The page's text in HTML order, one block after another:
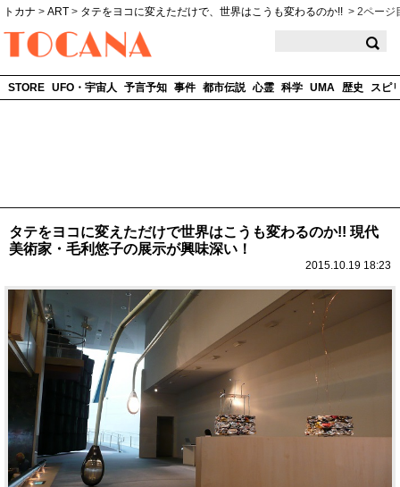
トカナ > ART > タテをヨコに変えただけで、世界はこうも変わるのか!! > 2ページ
STORE UFO・宇宙人 予言予知 事件 都市伝説 心霊 科学 UMA 歴史 スピ
タテをヨコに変えただけで世界はこうも変わるのか!! 現代
美術家・毛利悠子の展示が興味深い！
2015.10.19 18:23